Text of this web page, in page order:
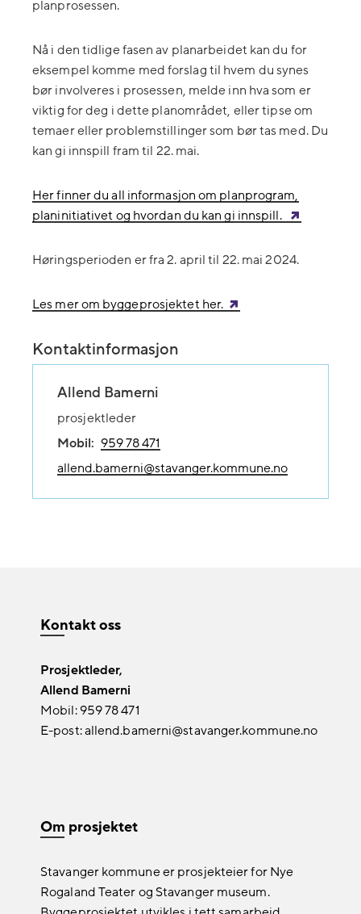
planprosessen.
Nå i den tidlige fasen av planarbeidet kan du for
eksempel komme med forslag til hvem du synes
bør involveres i prosessen, melde inn hva som er
viktig for deg i dette planområdet, eller tipse om
temaer eller problemstillinger som bør tas med.Du
kan gi innspill fram til 22. mai.
Her finner du all informasjon om planprogram,
planinitiativet og hvordan du kan gi innspill.
Høringsperioden er fra 2. april til 22. mai 2024.
Les mer om byggeprosjektet her.
Kontaktinformasjon
Allend Bamerni
prosjektleder
Mobil: 959 78 471
allend.bamerni@stavanger.kommune.no
Kontakt oss
Prosjektleder,
Allend Bamerni
Mobil: 959 78 471
E-post: allend.bamerni@stavanger.kommune.no
Om prosjektet
Stavanger kommune er prosjekteier for Nye
Rogaland Teater og Stavanger museum.